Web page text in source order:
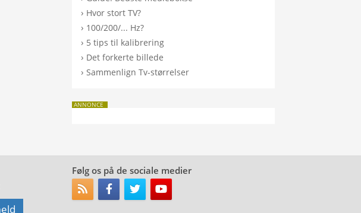
› Hvor stort TV?
› 100/200/... Hz?
› 5 tips til kalibrering
› Det forkerte billede
›Sammenlign Tv-størrelser
ANNONCE
Følg os på de sociale medier